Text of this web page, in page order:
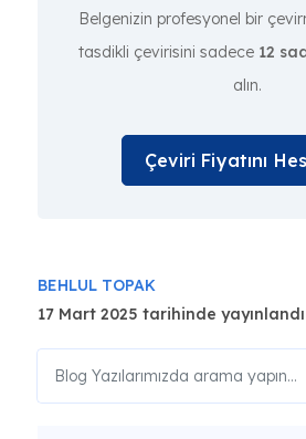
Belgenizin profesyonel bir
tasdikli çevirisini sadece 12
alın.
Çeviri Fiyatını
BEHLUL TOPAK
17 Mart 2025 tarihinde yayınlandı